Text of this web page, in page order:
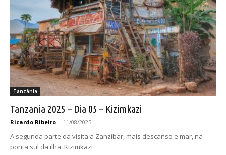
Tanzânia
Tanzania 2025 – Dia 05 – Kizimkazi
Ricardo Ribeiro - 11/08/2025
A segunda parte da visita a Zanzibar, mais descanso e mar, na
ponta sul da ilha: Kizimkazi